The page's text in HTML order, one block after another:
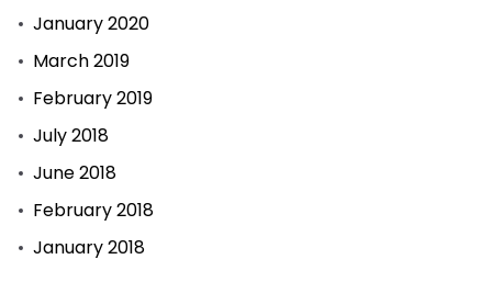
January 2020
March 2019
February 2019
July 2018
June 2018
February 2018
January 2018